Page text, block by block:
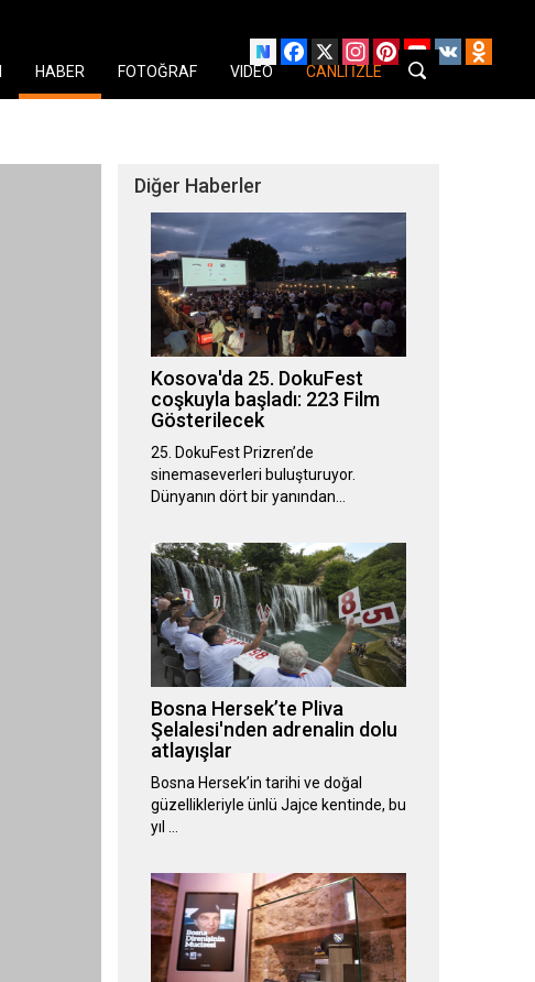
Facebook
X Instagram
PinterestYouTube
VK
HABER FOTOĞRAF VIDEO CANLI İZLE
Diğer Haberler
Kosova'da 25. DokuFest
coşkuyla başladı: 223 Film
Gösterilecek
25. DokuFest Prizren’de
sinemaseverleri buluşturuyor.
Dünyanın dört bir yanından…
Bosna Hersek’te Pliva
Şelalesi'nden adrenalin dolu
atlayışlar
Bosna Hersek’in tarihi ve doğal
güzellikleriyle ünlü Jajce kentinde, bu
yıl …